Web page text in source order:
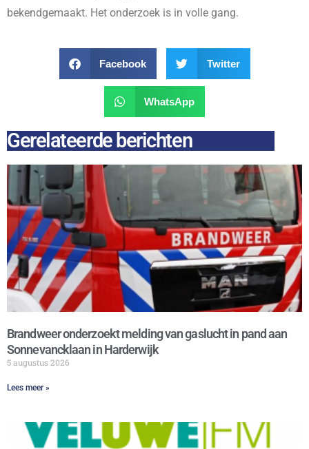
bekendgemaakt. Het onderzoek is in volle gang.
Facebook Twitter
WhatsApp
Gerelateerde berichten
Brandweer onderzoekt melding van gaslucht in pand aan
Sonnevancklaan in Harderwijk
5 augustus 2026
Lees meer »